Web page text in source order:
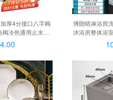
厚4分接口八字阀
冷热通用止水阀
销】加厚冷热铜角
阀
博朗晴淋浴房
沐浴房整体浴
B款80x80【
100cm【